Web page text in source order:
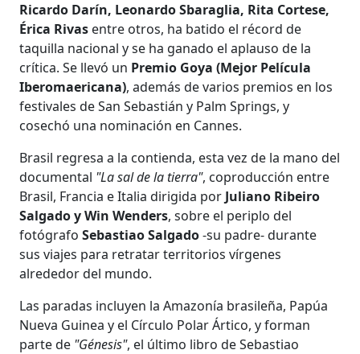
Ricardo Darín, Leonardo Sbaraglia, Rita Cortese,
Érica Rivas entre otros, ha batido el récord de
taquilla nacional y se ha ganado el aplauso de la
crítica. Se llevó un Premio Goya (Mejor Película
Iberomaericana), además de varios premios en los
festivales de San Sebastián y Palm Springs, y
cosechó una nominación en Cannes.
Brasil regresa a la contienda, esta vez de la mano del
documental "La sal de la tierra", coproducción entre
Brasil, Francia e Italia dirigida por Juliano Ribeiro
Salgado y Win Wenders, sobre el periplo del
fotógrafoSebastiao Salgado-su padre- durante
sus viajes para retratar territorios vírgenes
alrededor del mundo.
Las paradas incluyen la Amazonía brasileña, Papúa
Nueva Guinea y el Círculo Polar Ártico, y forman
parte de "Génesis", el último libro de Sebastiao